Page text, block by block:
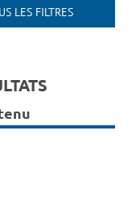
LES FILTRES